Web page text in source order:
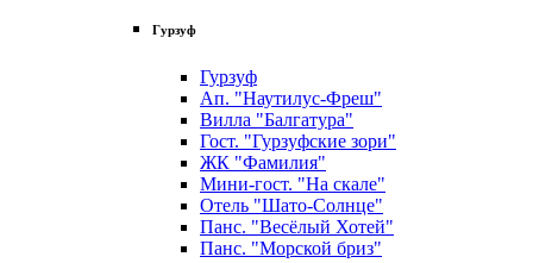
Гурзуф
Гурзуф
Ап. "Наутилус-Фреш"
Вилла "Балгатура"
Гост. "Гурзуфские зори"
ЖК "Фамилия"
Мини-гост. "На скале"
Отель "Шато-Солнце"
Панс. "Весёлый Хотей"
Панс. "Морской бриз"